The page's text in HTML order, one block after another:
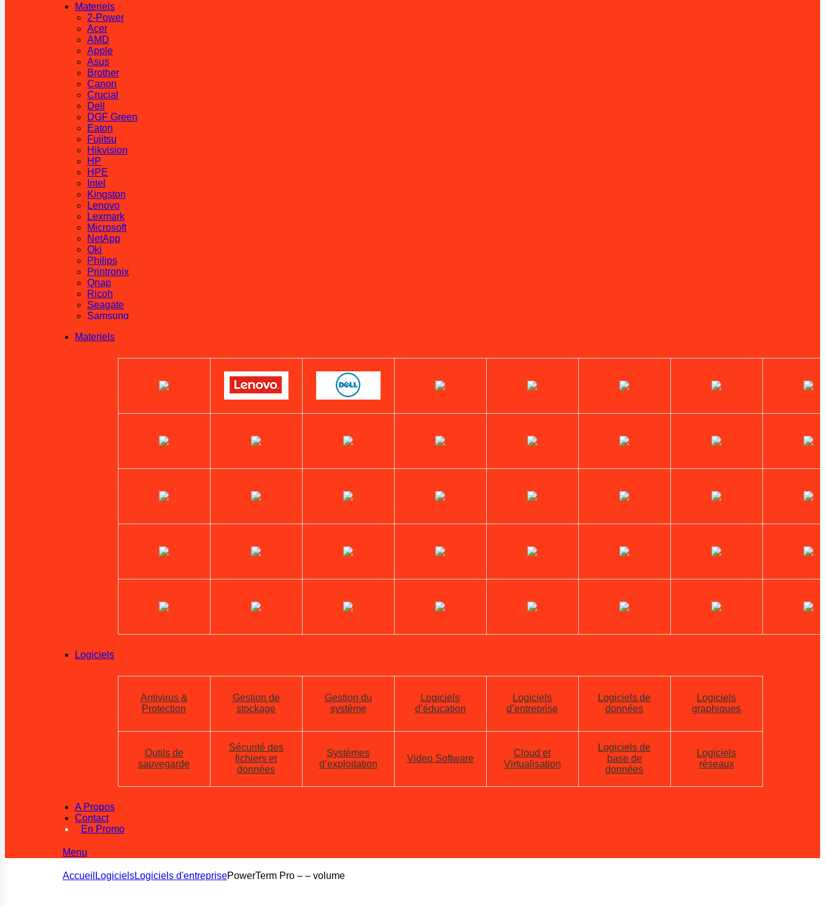
Materiels
2-Power
Acer
AMD
Apple
Asus
Brother
Canon
Crucial
Dell
DGF Green
Eaton
Fujitsu
Hikvision
HP
HPE
Intel
Kingston
Lenovo
Lexmark
Microsoft
NetApp
Oki
Philips
Printronix
Qnap
Ricoh
Seagate
Samsung
Sharp
Materiels
Logiciels
Antivirus &
Protection
Gestion de
stockage
Gestion du
système
Logiciels
d’éducation
Logiciels
d’entreprise
Logiciels de
données
Logiciels
graphiques
Outils de
sauvegarde
Sécurité des
fichiers et
données
Systèmes
d’exploitation
Video Software
Cloud et
Virtualisation
Logiciels de
base de
données
Logiciels
réseaux
A Propos
Contact
En Promo
Menu
Accueil LogicielsLogiciels d'entreprisePowerTerm Pro – – volume